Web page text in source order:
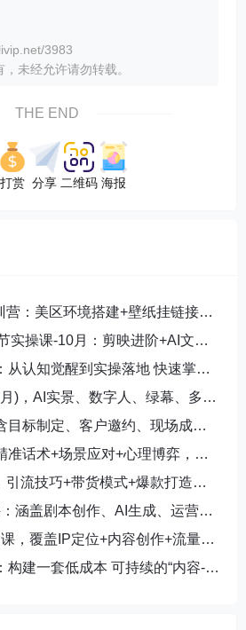
3983
未经允许请勿转载。
THE END
打赏 分享 二维码 海报
营：美区环境搭建+壁纸挂链接
万
实操课-10月：剪映进阶+AI文案
2万
从认知觉醒到实操落地 快速掌握
力
)，AI实景、数字人、绿幕、多种
利
目标制定、客户邀约、现场成
参展ROI
准话术+场景应对+心理博弈，单
引流技巧+带货模式+爆款打造，
涵盖剧本创作、AI生成、运营变
，覆盖IP定位+内容创作+流量获
化
构建一套低成本 可持续的“内容-引